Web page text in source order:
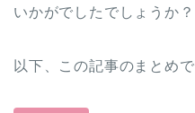
いかがでしたでしょうか？
以下、この記事のまとめで